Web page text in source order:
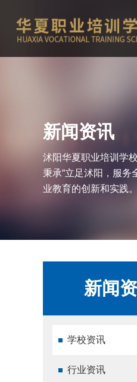
新闻资讯
沭阳华夏职业培训学
秉承“立足沭阳，服务
业教育的创新和实践。
新闻
学校资讯
行业资讯